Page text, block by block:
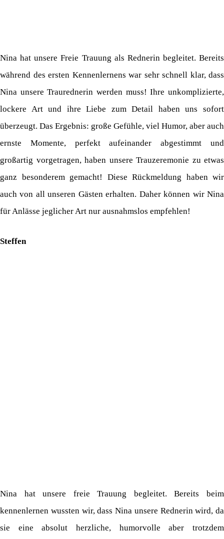
Nina hat unsere Freie Trauung als Rednerin begleitet. Bereits
während des ersten Kennenlernens war sehr schnell klar, dass
Nina unsere Traurednerin werden muss! Ihre unkomplizierte,
lockere Art und ihre Liebe zum Detail haben uns sofort
überzeugt. Das Ergebnis: große Gefühle, viel Humor, aber auch
ernste Momente, perfekt aufeinander abgestimmt und
großartig vorgetragen, haben unsere Trauzeremonie zu etwas
ganz besonderem gemacht! Diese Rückmeldung haben wir
auch von all unseren Gästen erhalten. Daher können wir Nina
für Anlässe jeglicher Art nur ausnahmslos empfehlen!
Steffen
Nina hat unsere freie Trauung begleitet. Bereits beim
kennenlernen wussten wir, dass Nina unsere Rednerin wird, da
sie eine absolut herzliche, humorvolle aber trotzdem